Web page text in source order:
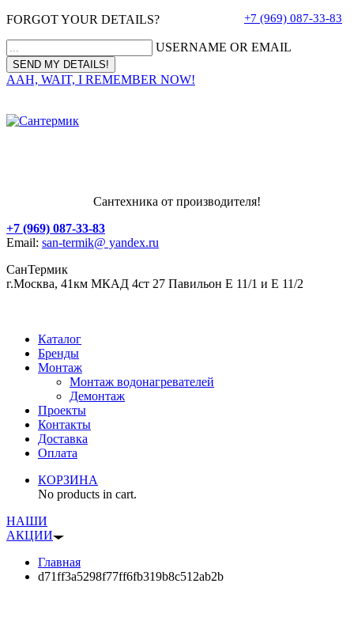
FORGOT YOUR DETAILS?
USERNAME OR EMAIL
AAH, WAIT, I REMEMBER NOW!
+7 (969) 087-33-83
Сантехника от производителя!
+7 (969) 087-33-83
Email: san-termik@ yandex.ru
СанТермик
г.Москва, 41км МКАД 4ст 27 Павильон Е 11/1 и Е 11/2
Каталог
Бренды
Монтаж
Монтаж водонагревателей
Демонтаж
Проекты
Контакты
Доставка
Оплата
КОРЗИНА
No products in cart.
НАШИ
АКЦИИ
Главная
d71ff3a5298f77ff6fb319b8c512ab2b